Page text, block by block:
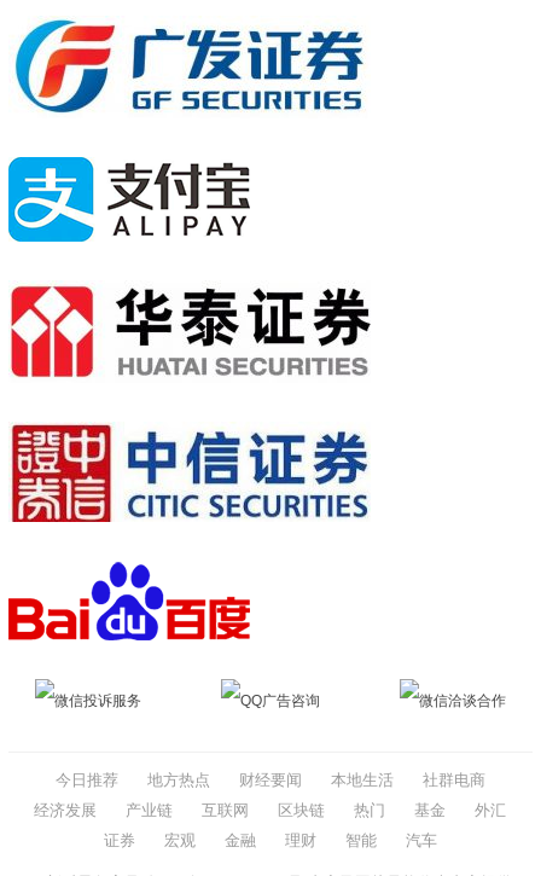
微信投诉服务 QQ广告咨询 微信洽谈合作
今日推荐 地方热点 财经要闻 本地生活
社群电商
经济发展
产业链 互联网 区块链 热门 基金
外汇
证券
宏观 金融 理财 智能 汽车